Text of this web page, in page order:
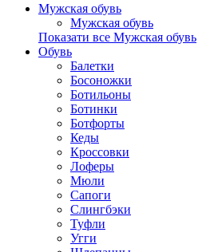
Мужская обувь
Мужская обувь
Показати все Мужская обувь
Обувь
Балетки
Босоножки
Ботильоны
Ботинки
Ботфорты
Кеды
Кроссовки
Лоферы
Мюли
Сапоги
Слингбэки
Туфли
Угги